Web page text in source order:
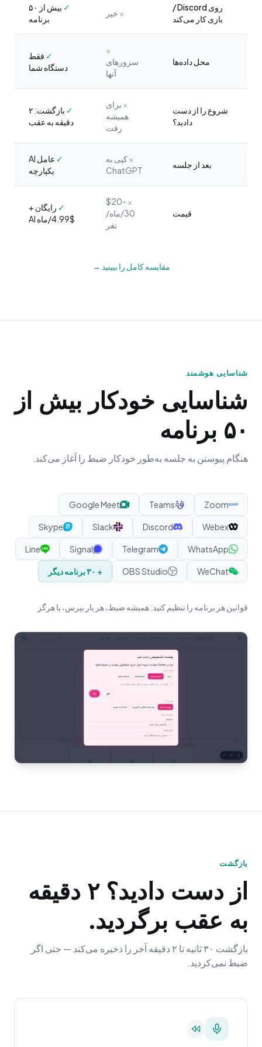
روی Discord /
بازی کار می‌کند
× خیر
✓
بیش از ۵۰
برنامه
محل داده‌ها
×
سرورهای
آنها
✓ فقط
دستگاه شما
شروع را از دست
دادید؟
× برای
همیشه
رفت
✓
بازگشت: ۲
دقیقه به عقب
بعد از جلسه
×کپی به
ChatGPT
✓
عامل AI
یکپارچه
قیمت
×
$20-
30/ماه/
نفر
✓ رایگان +
$4.99/ماه AI
مقایسه کامل را ببینید →
شناسایی هوشمند
شناسایی خودکار بیش از
۵۰ برنامه
هنگام پیوستن به جلسه به‌طور خودکار ضبط را آغاز می‌کند.
Zoom
Teams
Google Meet
Webex
Discord
Slack
Skype
WhatsApp
Telegram
Signal
Line
WeChat
OBS Studio + ۳۰ برنامه دیگر
قوانین هر برنامه را تنظیم کنید: همیشه ضبط، هر بار بپرس، یا هرگز
بازگشت
از دست دادید؟ ۲ دقیقه
به عقب برگردید.
بازگشت ۳۰ ثانیه تا ۲ دقیقه آخر را ذخیره می‌کند — حتی اگر
ضبط نمی‌کردید.